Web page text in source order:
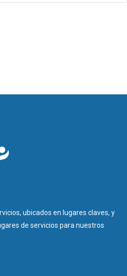
ubicados en lugares claves, y
de servicios para nuestros